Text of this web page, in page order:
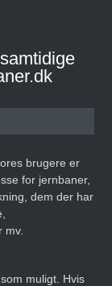
brugere er
for jernbaner,
dem der har
mv.
muligt. Hvis